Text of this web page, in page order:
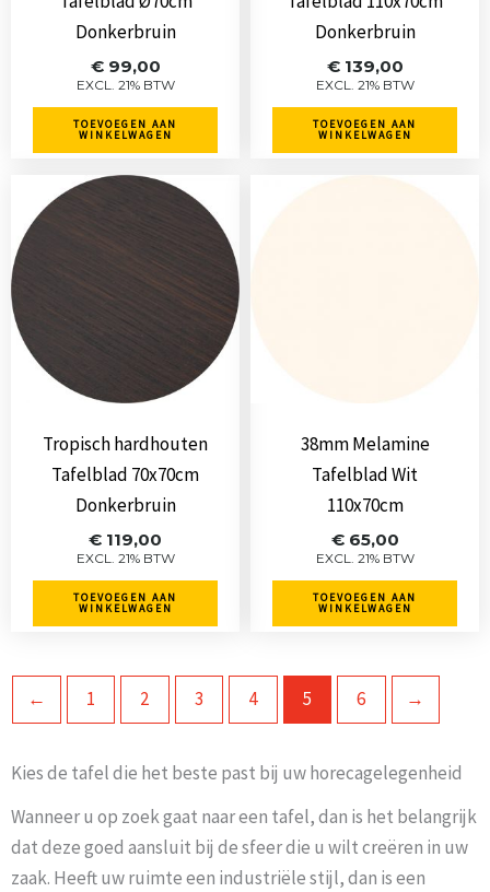
Donkerbruin
€99,00
EXCL. 21% BTW
TOEVOEGEN AAN
WINKELWAGEN
Donkerbruin
€139,00
EXCL. 21% BTW
TOEVOEGEN AAN
WINKELWAGEN
Tropisch hardhouten
Tafelblad 70x70cm
Donkerbruin
€ 119,00
EXCL. 21% BTW
TOEVOEGEN AAN
WINKELWAGEN
38mm Melamine
Tafelblad Wit
110x70cm
€65,00
EXCL. 21% BTW
TOEVOEGEN AAN
WINKELWAGEN
← 1 2 3 4 5 6 →
Kies de tafel die het beste past bij uw horecagelegenheid
Wanneer u op zoek gaat naar een tafel, dan is het belangrijk
dat deze goed aansluit bij de sfeer die u wilt creëren in uw
zaak. Heeft uw ruimte een industriële stijl, dan is een